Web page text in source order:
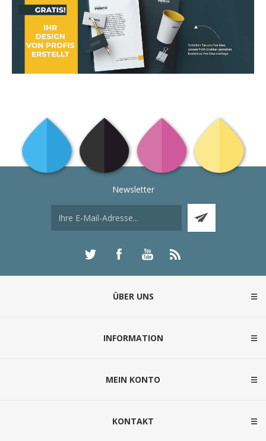
Newsletter
ÜBER UNS
INFORMATION
MEIN KONTO
KONTAKT